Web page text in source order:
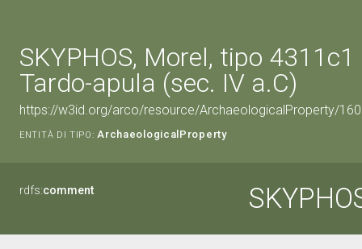
SKYPHOS, Morel, tipo
Tardo-apula (sec. IV a.C)
https://w3id.org/arco/resource/ArchaeologicalProperty/
ENTITÀ DI TIPO: ArchaeologicalProperty
rdfs:comment